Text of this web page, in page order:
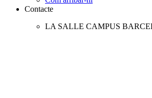
Contacte
LA SALLE CAMPUS